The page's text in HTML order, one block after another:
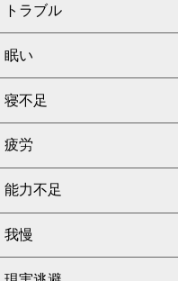
トラブル
眠い
寝不足
疲労
能力不足
我慢